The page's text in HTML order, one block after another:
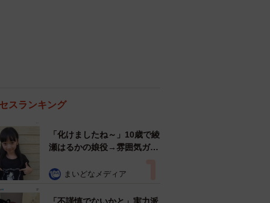
スランキング
「化けましたね～」10歳で綾
瀬はるかの娘役→雰囲気ガラ
雰囲気が」「宝塚に入れそ
まいどなメディア